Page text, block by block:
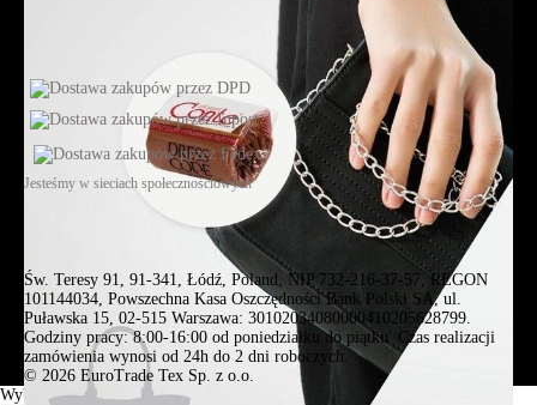
Jesteśmy w sieciach społecznościowych
Św. Teresy 91, 91-341, Łódź, Poland, NIP 732-216-37-57, REGON
101144034, Powszechna Kasa Oszczędności Bank Polski SA, ul.
Puławska 15, 02-515 Warszawa: 30102034080000410205628799.
Godziny pracy: 8:00-16:00 od poniedziałku do piątku. Czas realizacji
zamówienia wynosi od 24h do 2 dni roboczych.
© 2026 EuroTrade Tex Sp. z o.o.
Wybierz miasta